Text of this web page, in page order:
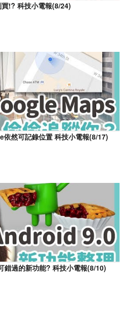
!? 科技小電報(8/24)
然可記錄位置 科技小電報(8/17)
過的新功能? 科技小電報(8/10)